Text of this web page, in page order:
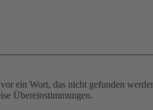
vor ein Wort, das nicht gefunden
Übereinstimmungen.